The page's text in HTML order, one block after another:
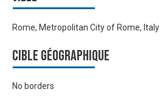
Rome, Metropolitan City of Rome, Italy
Cible géographique
No borders